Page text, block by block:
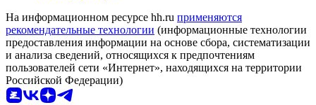
На информационном ресурсе hh.ru применяются
рекомендательные технологии (информационные технологии
предоставления информации на основе сбора, систематизации
и анализа сведений, относящихся к предпочтениям
пользователей сети «Интернет», находящихся на территории
Российской Федерации)